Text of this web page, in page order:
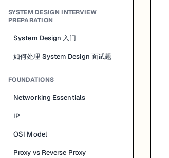
SYSTEM DESIGN INTERVIEW
PREPARATION
System Design 入门
如何处理 System Design 面试题
FOUNDATIONS
Networking Essentials
IP
OSI Model
Proxy vs Reverse Proxy